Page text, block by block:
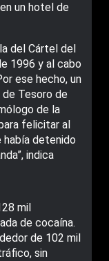
un hotel de
del Cártel del
1996 y al cabo
ese hecho, un
Tesoro de
de la
felicitar al
había detenido
indica
mil
de cocaína.
de 102 mil
sin